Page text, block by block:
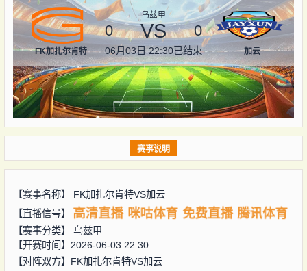
FK加扎尔肯特
乌兹甲
0 VS 0
06月03日 22:30已结束 加云
赛事说明
【赛事名称】 FK加扎尔肯特VS加云
【直播信号】
高清直播 咪咕体育 免费直播 腾讯体育
【赛事分类】 乌兹甲
【开赛时间】2026-06-03 22:30
【对阵双方】 FK加扎尔肯特VS加云